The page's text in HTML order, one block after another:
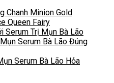
Chanh Minion Gold
Queen Fairy
Serum Trị Mụn Bà Lão
Serum Bà Lão Đúng
Serum Bà Lão Hỏa